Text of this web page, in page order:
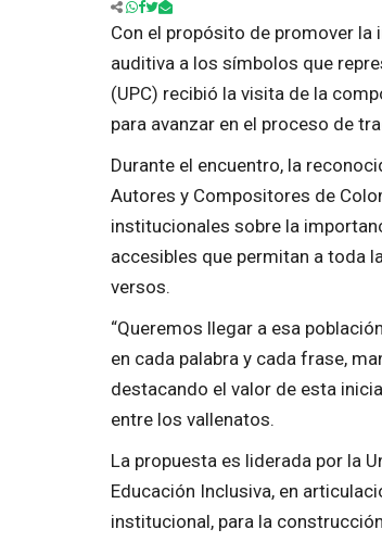
Con el propósito de promover
auditiva a los símbolos que
(UPC) recibió la visita de la
para avanzar en el proceso de
Durante el encuentro, la
Autores y Compositores de
institucionales sobre la
accesibles que permitan a toda
versos.
“Queremos llegar a esa
en cada palabra y cada frase,
destacando el valor de esta
entre los vallenatos.
La propuesta es liderada por la
Educación Inclusiva, en
institucional, para la